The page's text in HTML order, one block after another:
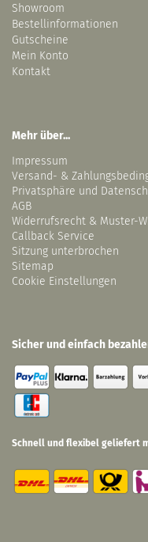
Showroom
Bestellinformationen
Gutscheine
Mein Konto
Kontakt
Mehr über...
Impressum
Versand- &
Privatsphäre und
AGB
Widerrufsrecht & Muster-
Callback Service
Sitzung unterbrochen
Sitemap
Cookie Einstellungen
Sicher und einfach
Schnell und flexibel geliefert